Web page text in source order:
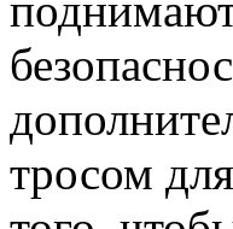
тросом